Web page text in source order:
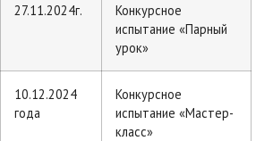
27.11.2024г.
Конкурсное
испытание «Парный
урок»
10.12.2024
года
Конкурсное
испытание «Мастер-
класс»